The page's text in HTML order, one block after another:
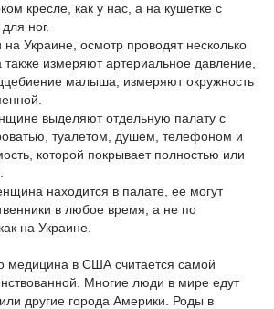
кресле, как у нас, а на кушетке с
ног.
Украине, осмотр проводят несколько
измеряют артериальное давление,
малыша, измеряют окружность
выделяют отдельную палату с
туалетом, душем, телефоном и
которой покрывает полностью или
находится в палате, ее могут
в любое время, а не по
на Украине.
медицина в США считается самой
Многие люди в мире едут
другие города Америки. Роды в